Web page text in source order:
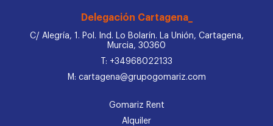
Delegación Cartagena_
C/ Alegría, 1. Pol. Ind. Lo Bolarín. La Unión, Cartagena,
Murcia, 30360
T: +34968022133
M: cartagena@grupogomariz.com
Gomariz Rent
Alquiler